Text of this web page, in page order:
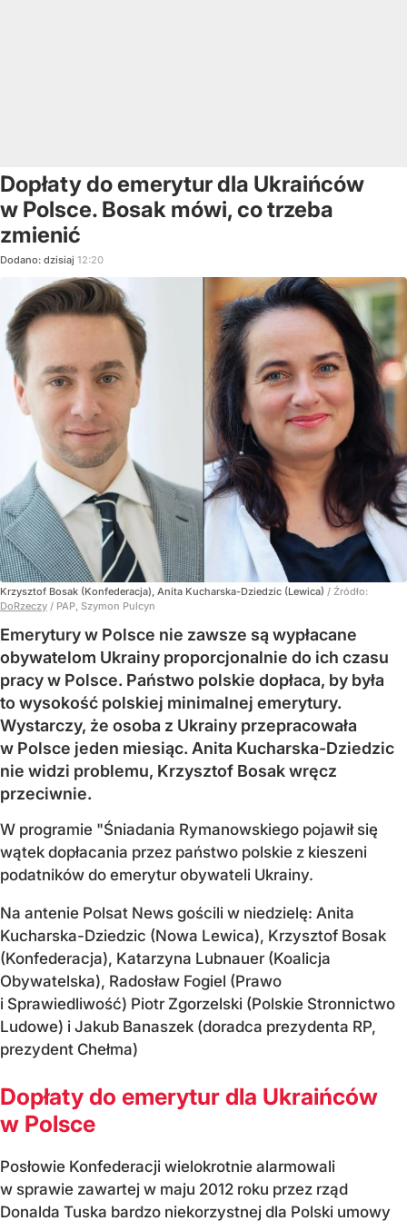
Dopłaty do emerytur dla Ukraińców
w Polsce. Bosak mówi, co trzeba
zmienić
Dodano: dzisiaj 12:20
Krzysztof Bosak (Konfederacja), Anita Kucharska-Dziedzic (Lewica) / Źródło:
DoRzeczy / PAP, Szymon Pulcyn
Emerytury w Polsce nie zawsze są wypłacane
obywatelom Ukrainy proporcjonalnie do ich czasu
pracy w Polsce. Państwo polskie dopłaca, by była
to wysokość polskiej minimalnej emerytury.
Wystarczy, że osoba z Ukrainy przepracowała
w Polsce jeden miesiąc. Anita Kucharska-Dziedzic
nie widzi problemu, Krzysztof Bosak wręcz
przeciwnie.
W programie "Śniadania Rymanowskiego pojawił się
wątek dopłacania przez państwo polskie z kieszeni
podatników do emerytur obywateli Ukrainy.
Na antenie Polsat News gościli w niedzielę: Anita
Kucharska-Dziedzic (Nowa Lewica), Krzysztof Bosak
(Konfederacja), Katarzyna Lubnauer (Koalicja
Obywatelska), Radosław Fogiel (Prawo
i Sprawiedliwość) Piotr Zgorzelski (Polskie Stronnictwo
Ludowe) i Jakub Banaszek (doradca prezydenta RP,
prezydent Chełma)
Dopłaty do emerytur dla Ukraińców
w Polsce
Posłowie Konfederacji wielokrotnie alarmowali
w sprawie zawartej w maju 2012 roku przez rząd
Donalda Tuska bardzo niekorzystnej dla Polski umowy